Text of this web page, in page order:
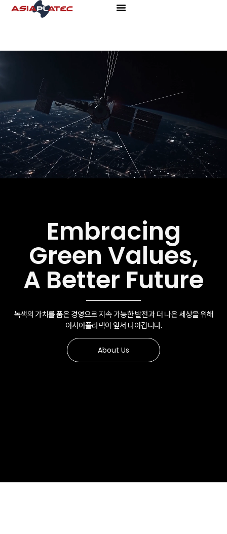
Embracing
Green Values,
A Better Future
녹색의 가치를 품은 경영으로 지속 가능한 발전과 더 나은 세상을 위해
아시아플라텍이 앞서 나아갑니다.
About Us